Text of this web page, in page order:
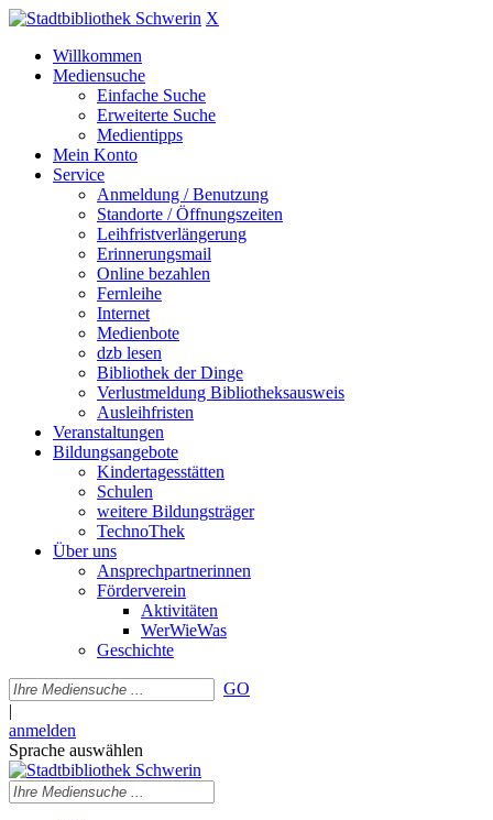
X
Willkommen
Mediensuche
Einfache Suche
Erweiterte Suche
Medientipps
Mein Konto
Service
Anmeldung / Benutzung
Standorte / Öffnungszeiten
Leihfristverlängerung
Erinnerungsmail
Online bezahlen
Fernleihe
Internet
Medienbote
dzb lesen
Bibliothek der Dinge
Verlustmeldung Bibliotheksausweis
Ausleihfristen
Veranstaltungen
Bildungsangebote
Kindertagesstätten
Schulen
weitere Bildungsträger
TechnoThek
Über uns
Ansprechpartnerinnen
Förderverein
Aktivitäten
WerWieWas
Geschichte
GO
|
anmelden
Sprache auswählen